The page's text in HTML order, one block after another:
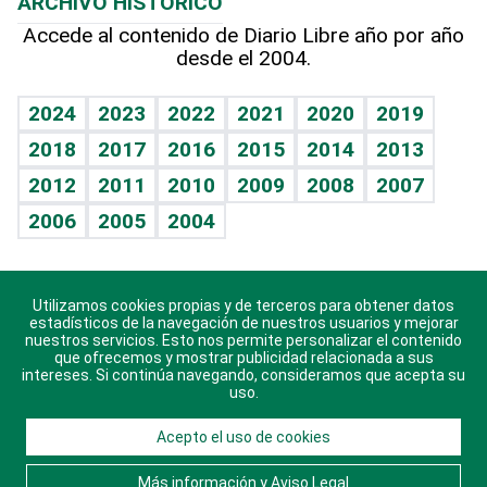
Hablando con el pediatra
Vida y familia
Eñe
Celebrando la vida
Sin complejos
En pocas palabras
Escuchando al corazón
Economía Personal
Línea de hit
TBT Deportivo
Más firmas
Hecho en casa
Guía del dinero
Cumpleaños
Horóscopos
Crucigramas
Accede al contenido de Diario Libre año por año
desde el 2004.
2024 2023 2022 2021 2020
2019
2018
2017 2016 2015 2014
2013
2012
2011 2010 2009 2008
2007
2006
2005 2004
Descarga nuestras aplicaciones para Android, iOS y
sistema Huawei.
© 2021 Diario Libre, todos los derechos reservados.
Consulta elAviso Legal. Ponte en Contacto
Utilizamos cookies propias y de terceros para obtener datos
estadísticos de la navegación de nuestros usuarios y mejorar
nuestros servicios. Esto nos permite personalizar el contenido
que ofrecemos y mostrar publicidad relacionada a sus
intereses. Si continúa navegando, consideramos que acepta su
uso.
Acepto el uso de cookies
Más información y Aviso Legal